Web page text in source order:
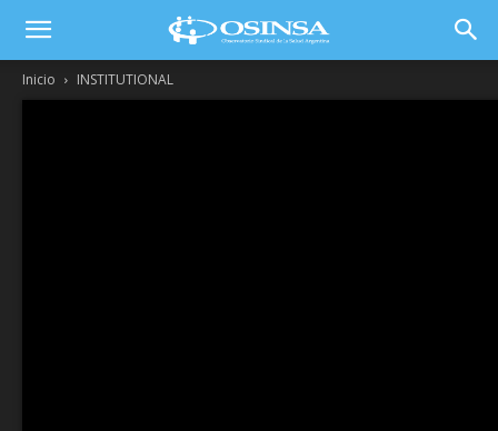
Inicio INSTITUTIONAL